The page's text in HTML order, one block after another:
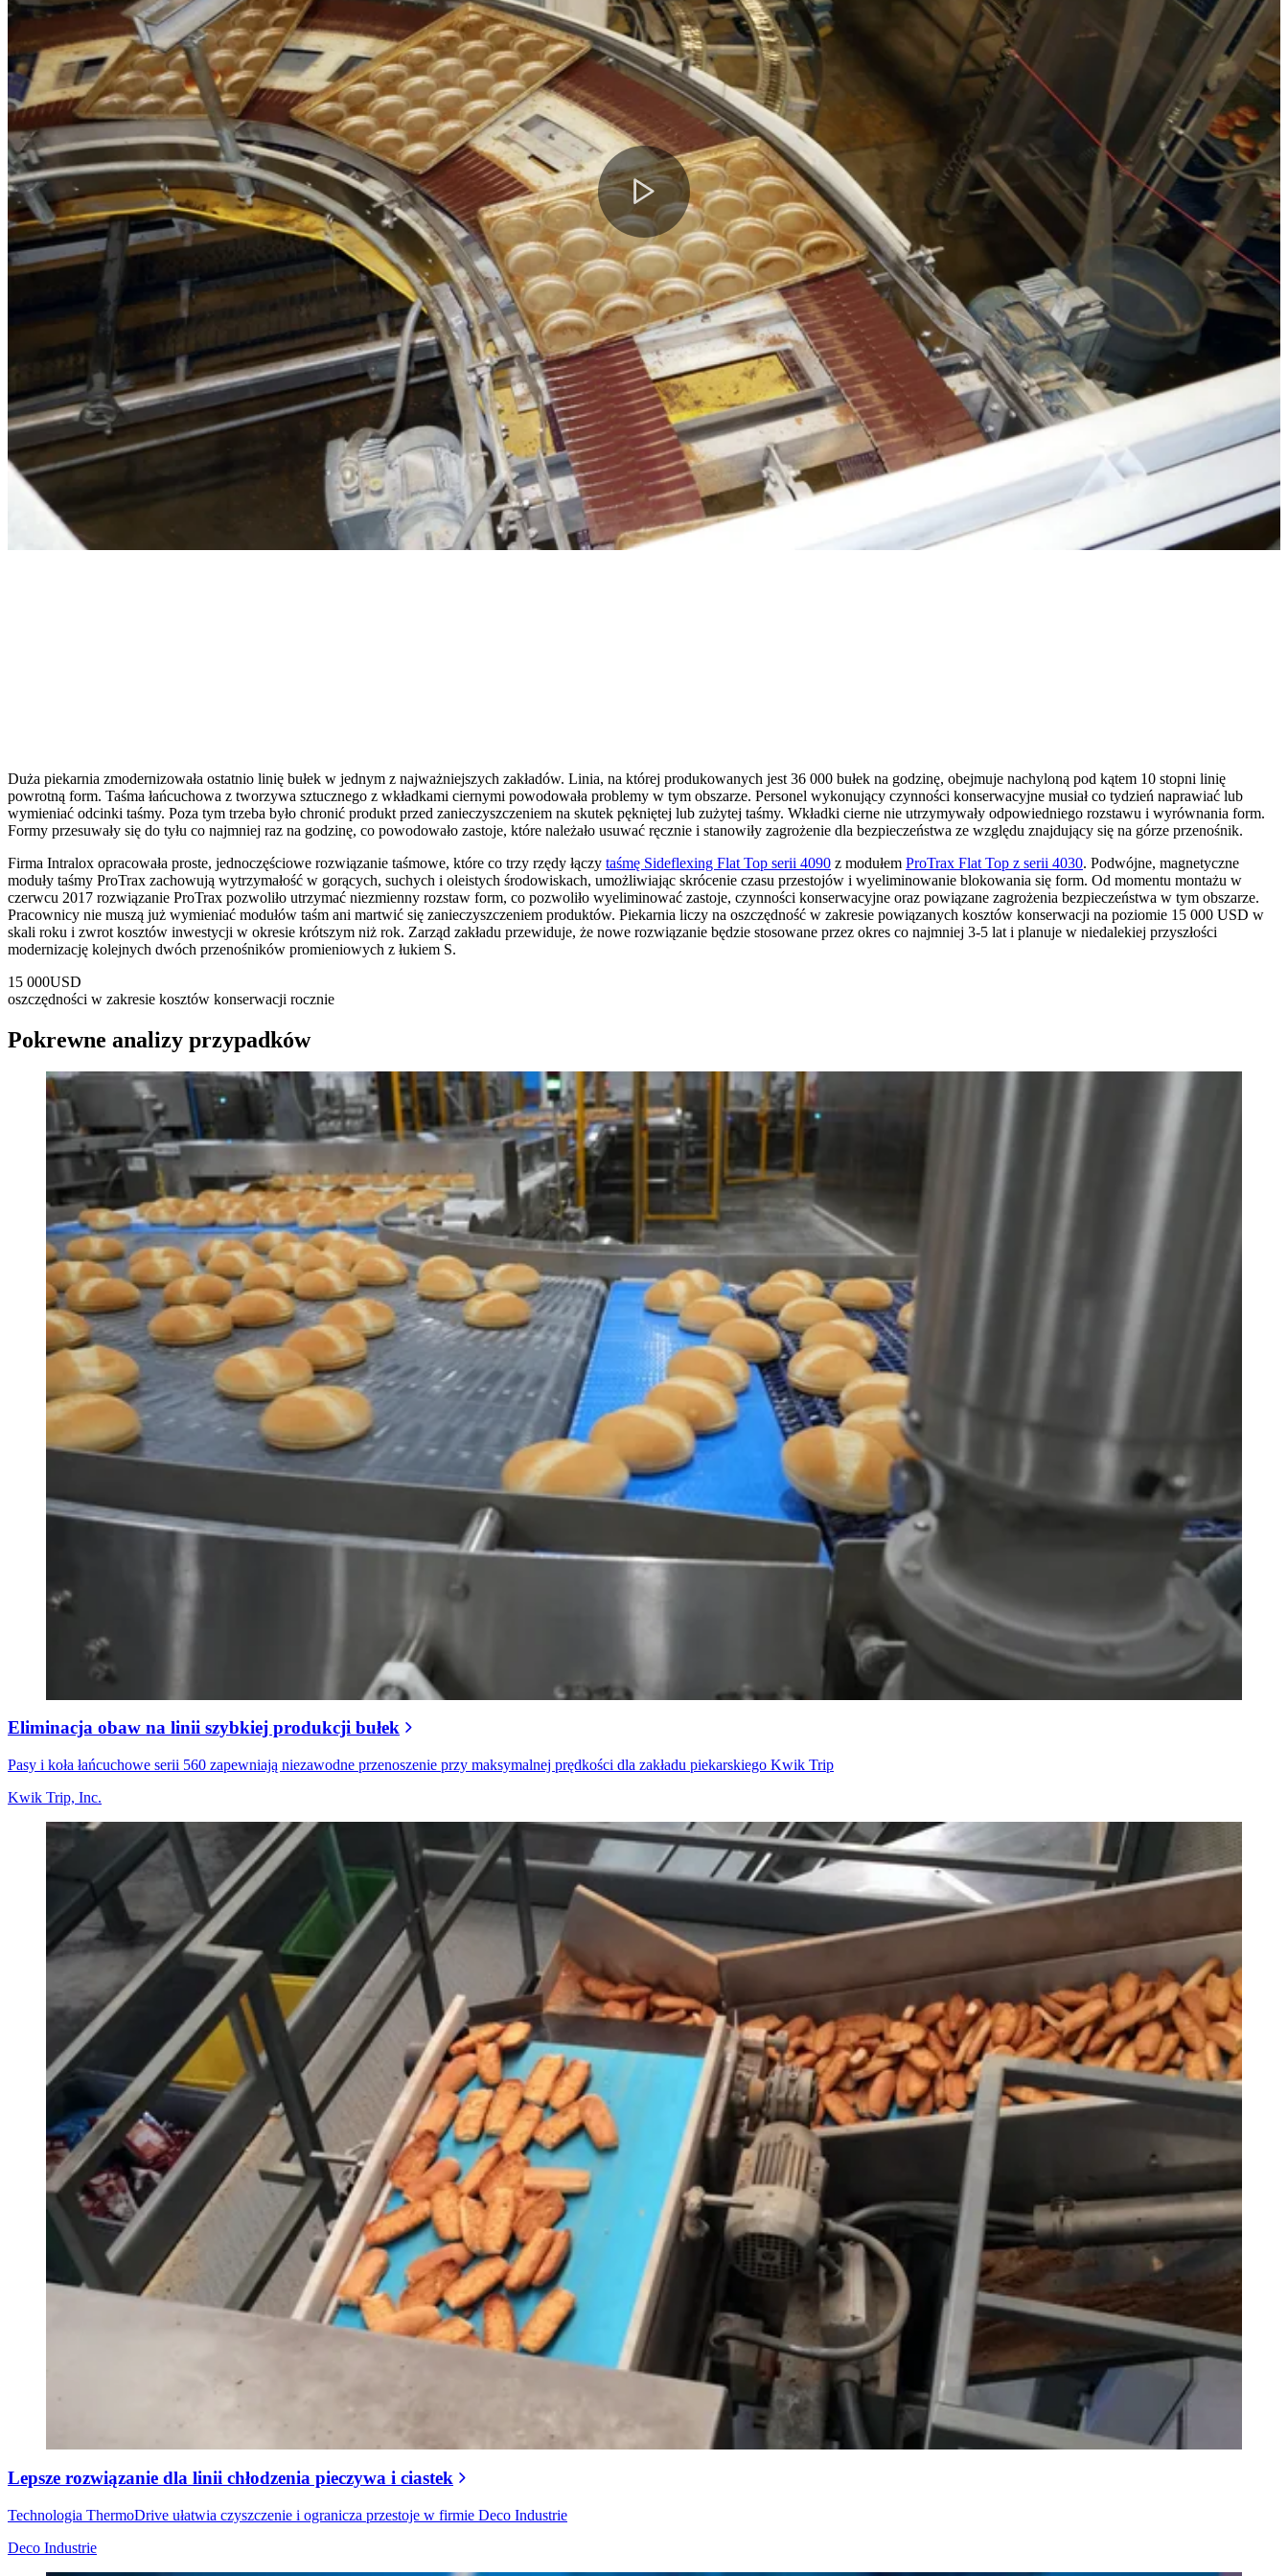
Duża piekarnia zmodernizowała ostatnio linię bułek w jednym z najważniejszych zakładów. Linia, na której produkowanych jest 36 000 bułek na godzinę, obejmuje nachyloną pod kątem 10 stopni linię
powrotną form. Taśma łańcuchowa z tworzywa sztucznego z wkładkami ciernymi powodowała problemy w tym obszarze. Personel wykonujący czynności konserwacyjne musiał co tydzień naprawiać lub
wymieniać odcinki taśmy. Poza tym trzeba było chronić produkt przed zanieczyszczeniem na skutek pękniętej lub zużytej taśmy. Wkładki cierne nie utrzymywały odpowiedniego rozstawu i wyrównania form.
Formy przesuwały się do tyłu co najmniej raz na godzinę, co powodowało zastoje, które należało usuwać ręcznie i stanowiły zagrożenie dla bezpieczeństwa ze względu znajdujący się na górze przenośnik.
Firma Intralox opracowała proste, jednoczęściowe rozwiązanie taśmowe, które co trzy rzędy łączy taśmę Sideflexing Flat Top serii 4090 z modułem ProTrax Flat Top z serii 4030. Podwójne, magnetyczne
moduły taśmy ProTrax zachowują wytrzymałość w gorących, suchych i oleistych środowiskach, umożliwiając skrócenie czasu przestojów i wyeliminowanie blokowania się form. Od momentu montażu w
czerwcu 2017 rozwiązanie ProTrax pozwoliło utrzymać niezmienny rozstaw form, co pozwoliło wyeliminować zastoje, czynności konserwacyjne oraz powiązane zagrożenia bezpieczeństwa w tym obszarze.
Pracownicy nie muszą już wymieniać modułów taśm ani martwić się zanieczyszczeniem produktów. Piekarnia liczy na oszczędność w zakresie powiązanych kosztów konserwacji na poziomie 15 000 USD w
skali roku i zwrot kosztów inwestycji w okresie krótszym niż rok. Zarząd zakładu przewiduje, że nowe rozwiązanie będzie stosowane przez okres co najmniej 3-5 lat i planuje w niedalekiej przyszłości
modernizację kolejnych dwóch przenośników promieniowych z łukiem S.
15 000USD
oszczędności w zakresie kosztów konserwacji rocznie
Pokrewne analizy przypadków
Eliminacja obaw na linii szybkiej produkcji bułek
Pasy i koła łańcuchowe serii 560 zapewniają niezawodne przenoszenie przy maksymalnej prędkości dla zakładu piekarskiego Kwik Trip
Kwik Trip, Inc.
Lepsze rozwiązanie dla linii chłodzenia pieczywa i ciastek
Technologia ThermoDrive ułatwia czyszczenie i ogranicza przestoje w firmie Deco Industrie
Deco Industrie